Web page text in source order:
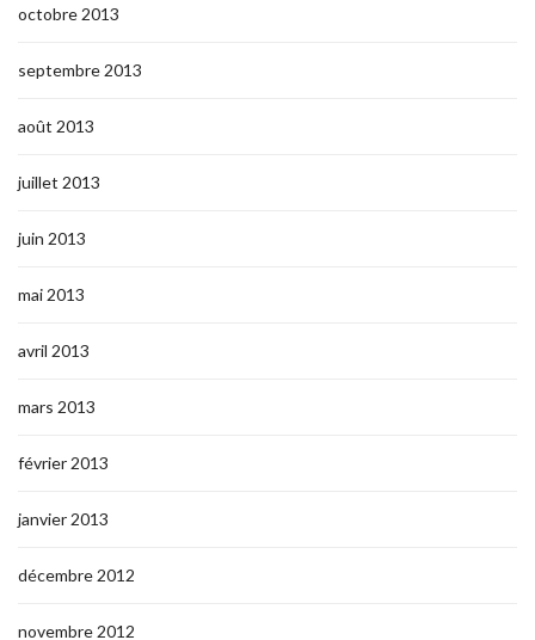
octobre 2013
septembre 2013
août 2013
juillet 2013
juin 2013
mai 2013
avril 2013
mars 2013
février 2013
janvier 2013
décembre 2012
novembre 2012